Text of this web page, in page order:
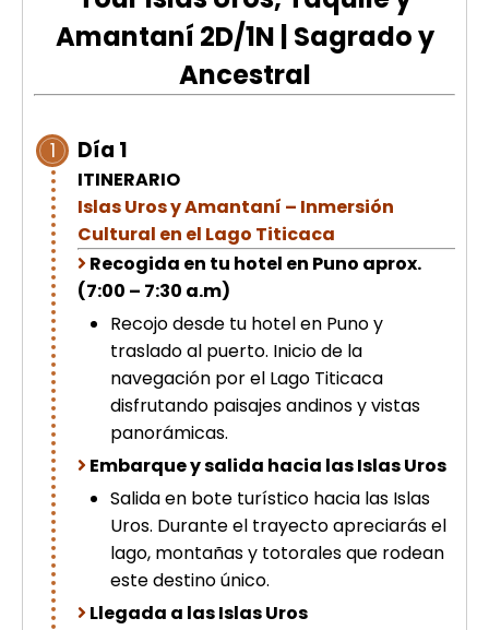
Tour de lujo Cusco 8 dias
Tour Tiahuanaco desde Puno 1 día-
Puerta del Sol & Bolivia
desde Puno
Amantaní 2D/1N | Sagrado y
Ancestral
1 Día 1
ITINERARIO
Islas Uros y Amantaní – Inmersión
Cultural en el Lago Titicaca
Recogida en tu hotel en Puno aprox.
(7:00 – 7:30 a.m)
Recojo desde tu hotel en Puno y
traslado al puerto. Inicio de la
navegación por el Lago Titicaca
disfrutando paisajes andinos y vistas
panorámicas.
Embarque y salida hacia las Islas Uros
Salida en bote turístico hacia las Islas
Uros. Durante el trayecto apreciarás el
lago, montañas y totorales que rodean
este destino único.
Llegada a las Islas Uros